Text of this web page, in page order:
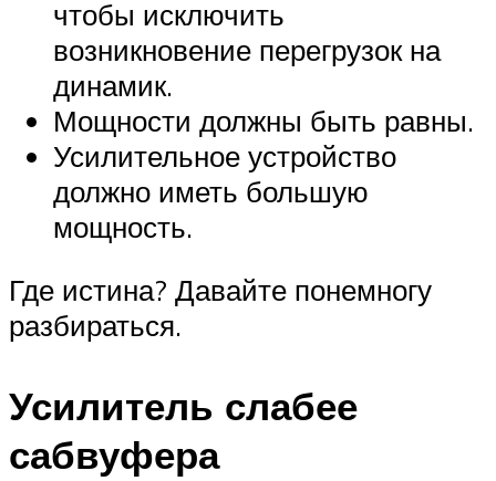
чтобы исключить
возникновение перегрузок на
динамик.
Мощности должны быть равны.
Усилительное устройство
должно иметь большую
мощность.
Где истина? Давайте понемногу
разбираться.
Усилитель слабее
сабвуфера